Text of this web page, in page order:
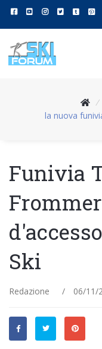
/
la nuova
Funivia
Ski
Redazione / 06/11/